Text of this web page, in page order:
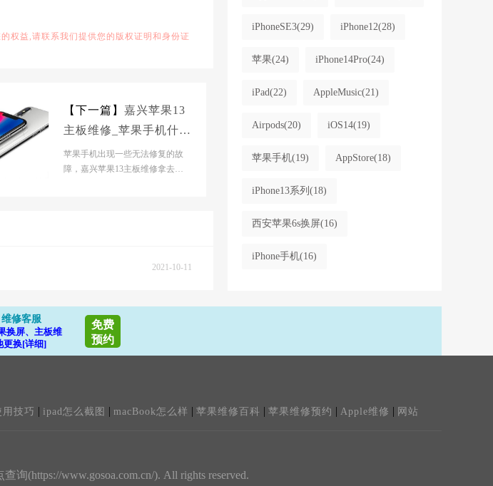
权益,请联系我们提供您的版权证明和身份证
【下一篇】 嘉兴苹果13
主板维修_苹果手机什么
情况下需要更换主板、
苹果手机更换主板注意
苹果手机出现一些无法修复的故
障，嘉兴苹果13主板维修拿去维
2021-10-11
iPhoneSE3(29) iPhone12(28)
苹果(24) iPhone14Pro(24)
iPad(22) AppleMusic(21)
Airpods(20) iOS14(19)
苹果手机(19) AppStore(18)
iPhone13系列 (18)
西安苹果6s换屏(16)
iPhone手机(16)
维修客服
换屏、主板维
更换[详细]
免费
预约
用技巧 | ipad怎么截图 | macBook怎么样 | 苹果维修百科 | 苹果维修预约 | Apple维修 | 网站
询(https://www.gosoa.com.cn/). All rights reserved.